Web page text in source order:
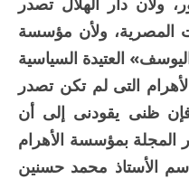
المصرية، ولأن مؤسسة
العتيدة السياسية
التى لم تكن تصدر
ظنى يقودنى إلى أن
بمؤسسة الأهرام
الأستاذ محمد حسنين